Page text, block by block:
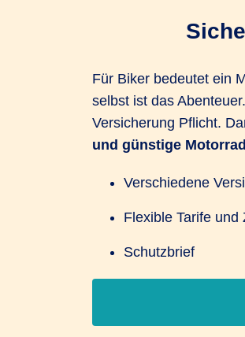
Für Biker bedeutet ein
selbst ist das
Versicherung Pflicht.
und günstige
Verschiedene
Flexible Tarife
Schutzbrief